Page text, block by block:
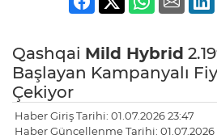
Qashqai Mild Hybrid
Başlayan Kampanyalı
Çekiyor
Haber Giriş Tarihi: 01.07.2026 23:47
Haber Güncellenme Tarihi: 01.07.2026